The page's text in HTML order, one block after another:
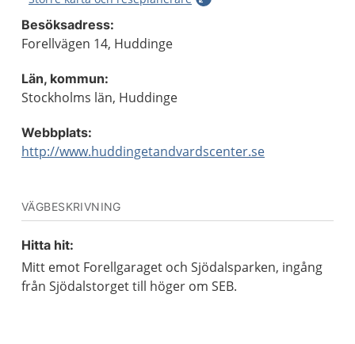
Besöksadress:
Forellvägen 14, Huddinge
Län, kommun:
Stockholms län, Huddinge
Webbplats:
http://www.huddingetandvardscenter.se
VÄGBESKRIVNING
Hitta hit:
Mitt emot Forellgaraget och Sjödalsparken, ingång
från Sjödalstorget till höger om SEB.